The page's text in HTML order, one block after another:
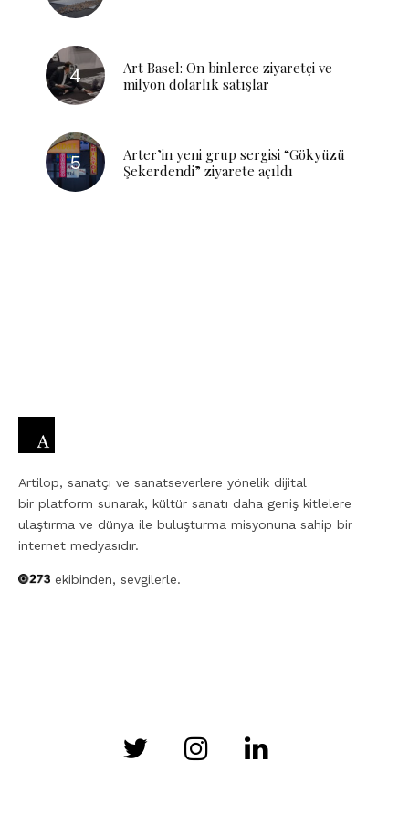
Art Basel: On binlerce ziyaretçi ve
milyon dolarlık satışlar
Arter’in yeni grup sergisi “Gökyüzü
Şekerdendi” ziyarete açıldı
Artilop, sanatçı ve sanatseverlere yönelik dijital
bir platform sunarak, kültür sanatı daha geniş kitlelere
ulaştırma ve dünya ile buluşturma misyonuna sahip bir
internet medyasıdır.
ekibinden, sevgilerle.